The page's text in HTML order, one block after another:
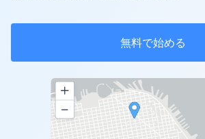
無料で始める